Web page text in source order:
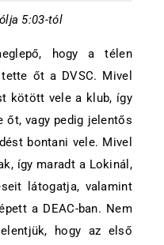
5:03-tól
hogy a télen
őt a DVSC. Mivel
kötött vele a klub, így
őt, vagy pedig jelentős
bontani vele. Mivel
így maradt a Lokinál,
látogatja, valamint
a DEAC-ban. Nem
hogy az első